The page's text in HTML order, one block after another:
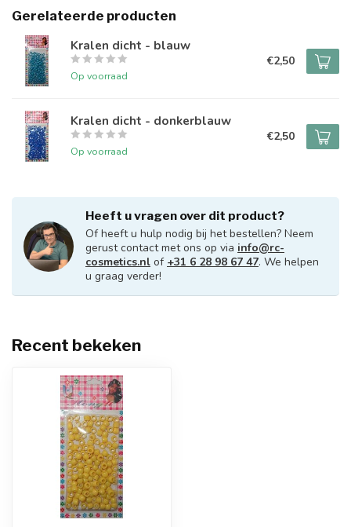
Gerelateerde producten
Kralen dicht - blauw
Op voorraad
€2,50
Kralen dicht - donkerblauw
Op voorraad
€2,50
Heeft u vragen over dit product?
Of heeft u hulp nodig bij het bestellen? Neem
gerust contact met ons op via info@rc-
cosmetics.nl of +31 6 28 98 67 47. We helpen
u graag verder!
Recent bekeken